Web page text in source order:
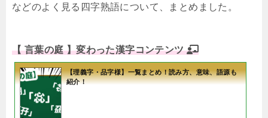
などのよく見る四字熟語について、まとめました。
【 言葉の庭 】変わった漢字コンテンツ
【理義字・品字様】一覧まとめ！読み方、意味、語源も
紹介！